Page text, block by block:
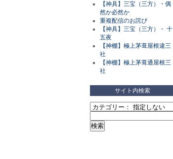
【神具】三宝（三方）・偶
然か必然か
重複配信のお詫び
【神具】三宝（三方）・ 十
五夜
【神棚】極上茅葺屋根違三
社
【神棚】極上茅葺通屋根三
社
サイト内検索